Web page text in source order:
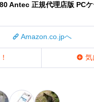
Antec 正規代理店版 PCケ
Amazon.co.jpへ
気